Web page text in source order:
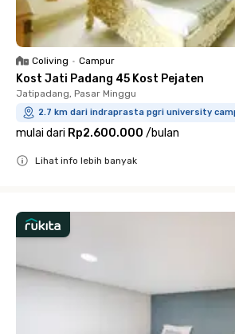
Coliving • Campur
Kost Jati Padang 45 Kost Pejaten
Jatipadang, Pasar Minggu
2.7 km dari indraprasta pgri university
mulai dari Rp2.600.000 /bulan
Lihat info lebih banyak